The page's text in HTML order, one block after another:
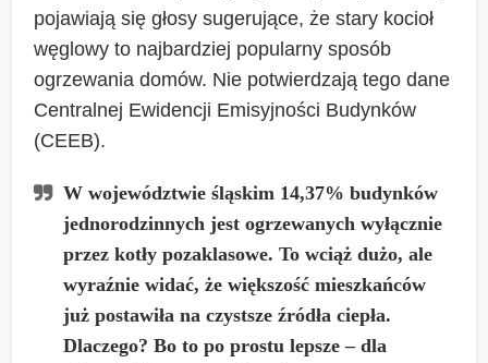
pojawiają się głosy sugerujące, że stary kocioł
węglowy to najbardziej popularny sposób
ogrzewania domów. Nie potwierdzają tego dane
Centralnej Ewidencji Emisyjności Budynków
(CEEB).
W województwie śląskim 14,37% budynków
jednorodzinnych jest ogrzewanych wyłącznie
przez kotły pozaklasowe. To wciąż dużo, ale
wyraźnie widać, że większość mieszkańców
już postawiła na czystsze źródła ciepła.
Dlaczego? Bo to po prostu lepsze – dla